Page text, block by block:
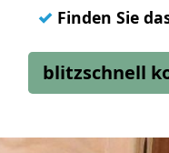
✓ Finden Sie
blitzschnell